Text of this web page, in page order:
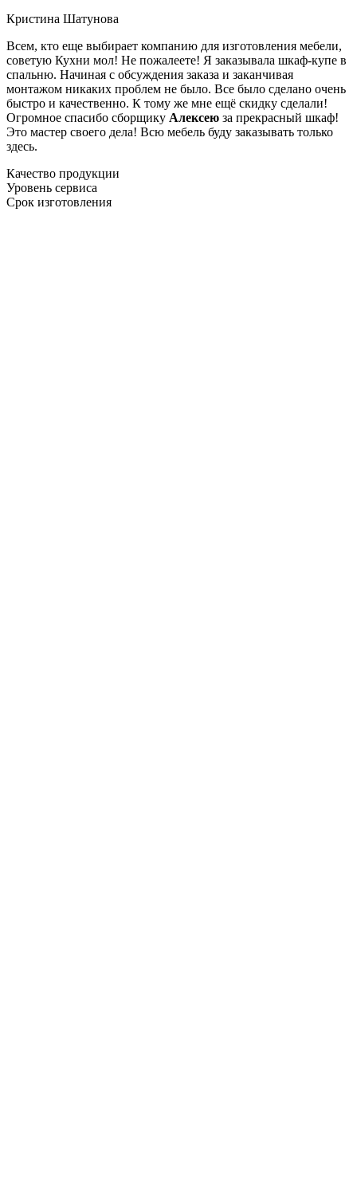
Кристина Шатунова
Всем, кто еще выбирает компанию для изготовления мебели,
советую Кухни мол! Не пожалеете! Я заказывала шкаф-купе в
спальню. Начиная с обсуждения заказа и заканчивая
монтажом никаких проблем не было. Все было сделано очень
быстро и качественно. К тому же мне ещё скидку сделали!
Огромное спасибо сборщику Алексею за прекрасный шкаф!
Это мастер своего дела! Всю мебель буду заказывать только
здесь.
Качество продукции
Уровень сервиса
Срок изготовления